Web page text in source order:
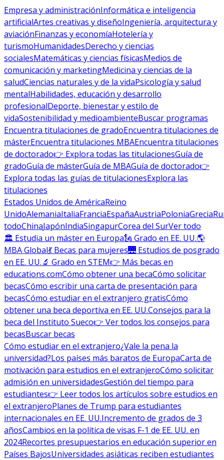
Empresa y administraciónInformática e inteligencia
artificialArtes creativas y diseñoIngeniería, arquitectura y
aviaciónFinanzas y economíaHotelería y
turismoHumanidadesDerecho y ciencias
socialesMatemáticas y ciencias físicasMedios de
comunicación y marketingMedicina y ciencias de la
saludCiencias naturales y de la vidaPsicología y salud
mentalHabilidades, educación y desarrollo
profesionalDeporte, bienestar y estilo de
vidaSostenibilidad y medioambienteBuscar programas
Encuentra titulaciones de gradoEncuentra titulaciones de
másterEncuentra titulaciones MBAEncuentra titulaciones
de doctorado👉 Explora todas las titulacionesGuía de
gradoGuía de másterGuía de MBAGuía de doctorado👉
Explora todas las guías de titulacionesExplora las
titulaciones
Estados Unidos de AméricaReino
UnidoAlemaniaItaliaFranciaEspañaAustriaPoloniaGrecia
todoChinaJapónIndiaSingapurCorea del SurVer todo
🏛 Estudia un máster en Europa🗽 Grado en EE. UU.🌎
MBA Global💃 Becas para mujeres🌉 Estudios de posgrado
en EE. UU.🔬 Grado en STEM👉 Más becas en
educations.comCómo obtener una becaCómo solicitar
becasCómo escribir una carta de presentación para
becasCómo estudiar en el extranjero gratisCómo
obtener una beca deportiva en EE. UU.Consejos para la
beca del Instituto Sueco👉 Ver todos los consejos para
becasBuscar becas
Cómo estudiar en el extranjero¿Vale la pena la
universidad?Los países más baratos de EuropaCarta de
motivación para estudios en el extranjeroCómo solicitar
admisión en universidadesGestión del tiempo para
estudiantes👉 Leer todos los artículos sobre estudios en
el extranjeroPlanes de Trump para estudiantes
internacionales en EE. UU.Incremento de grados de 3
añosCambios en la política de visas F-1 de EE. UU. en
2024Recortes presupuestarios en educación superior en
Países BajosUniversidades asiáticas reciben estudiantes